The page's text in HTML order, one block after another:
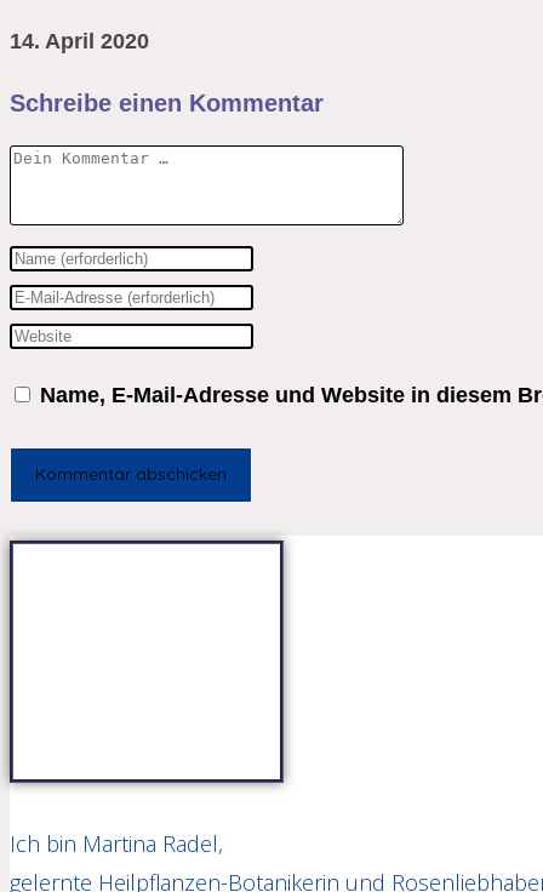
14. April 2020
Schreibe einen Kommentar
Kommentar
Gib
deinen
Namen
Benutzernamen
zum
Gib
deine
Adresse
Gib
URL
Name, E-Mail-Adresse und Website in diesem
Ich bin Martina Radel,
gelernte Heilpflanzen-Botanikerin und